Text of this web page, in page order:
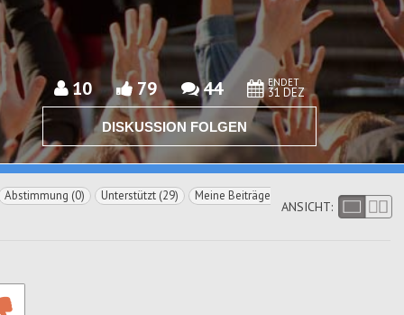
10 79 44 ENDET
31 DEZ
DISKUSSION FOLGEN
Abstimmung (0) Unterstützt (29)
Meine Beiträge
ANSICHT: